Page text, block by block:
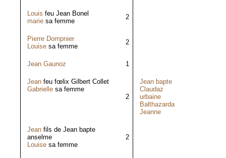
Louis feu Jean Bonel
marie sa femme
2
Pierre Dompnier
Louise sa femme
2
Jean Gaunoz 1
Jean feu fœlix Gilbert Collet
Gabrielle sa femme
2
Jean bapte
Claudaz
urbaine
Balthazarda
Jeanne
Jean fils de Jean bapte
anselme
Louise sa femme
2